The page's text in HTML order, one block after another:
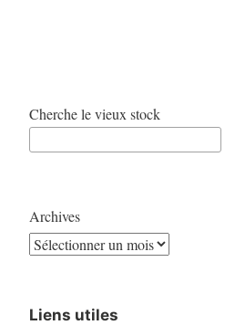
Cherche le vieux stock
Archives
Liens utiles